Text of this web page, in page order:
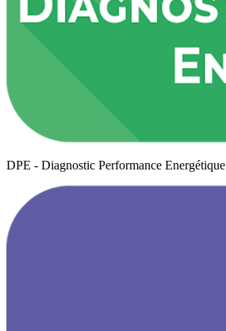
DPE - Diagnostic Performance Energétique